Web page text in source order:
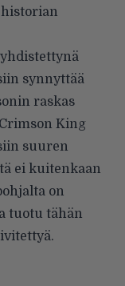
synnyttää
raskas
King
suuren
ei kuitenkaan
on
tuotu tähän